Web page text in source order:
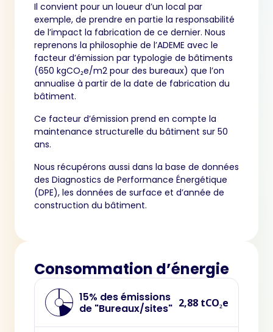
Il convient pour un loueur d’un local par
exemple, de prendre en partie la responsabilité
de l’impact la fabrication de ce dernier. Nous
reprenons la philosophie de l’ADEME avec le
facteur d’émission par typologie de bâtiments
(650 kgCO₂e/m2 pour des bureaux) que l’on
annualise à partir de la date de fabrication du
bâtiment.
Ce facteur d’émission prend en compte la
maintenance structurelle du bâtiment sur 50
ans.
Nous récupérons aussi dans la base de données
des Diagnostics de Performance Énergétique
(DPE), les données de surface et d’année de
construction du bâtiment.
Consommation d’énergie
15% des émissions
de "Bureaux/sites" 2,88 tCO₂e